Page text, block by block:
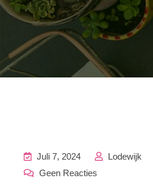
Juli 7, 2024
Lodewijk
Geen Reacties